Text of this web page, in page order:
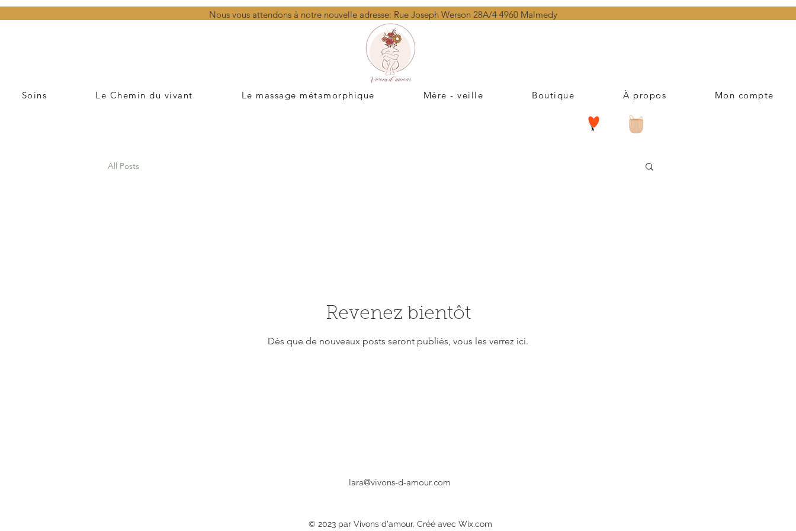
Nous vous attendons à notre nouvelle adresse: Rue Joseph Werson 28A/4 4960 Malmedy
Soins Le Chemin du vivant Le massage métamorphique Mère - veille Boutique À propos Mon compte
All Posts
Revenez bientôt
Dès que de nouveaux posts seront publiés, vous les verrez ici.
lara@vivons-d-amour.com
© 2023 par Vivons d'amour. Créé avec Wix.com